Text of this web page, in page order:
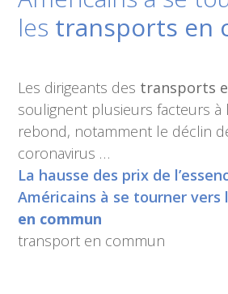
les transports en
Les dirigeants des transports
soulignent plusieurs facteurs à
rebond, notamment le déclin
coronavirus …
La hausse des prix de
Américains à se tourner vers
en commun
transport en commun